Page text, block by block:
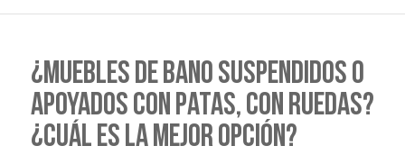
¿Muebles de baño suspendidos o
apoyados con patas, con ruedas?
¿Cuál es la mejor opción?